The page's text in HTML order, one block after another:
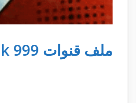
ملف قنوات Star Link 999